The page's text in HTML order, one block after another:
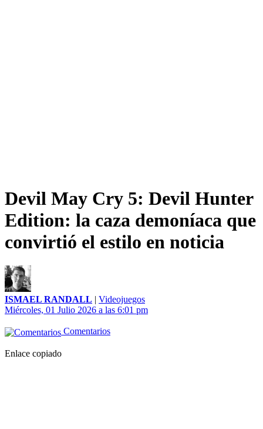
Devil May Cry 5: Devil Hunter
Edition: la caza demoníaca que
convirtió el estilo en noticia
ISMAEL RANDALL | Videojuegos
Miércoles, 01 Julio 2026 a las 6:01 pm
Comentarios
Enlace copiado